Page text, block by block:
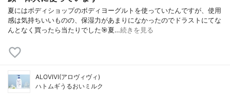
夏にはボディショップのボディヨーグルトを使っていたんですが、使用
感は気持ちいいものの、保湿力があまりになかったのでドラストにてな
んとなく買ったら当たりでした🎯夏…続きを見る
ALOVIVI(アロヴィヴィ)
ハトムギうるおいミルク